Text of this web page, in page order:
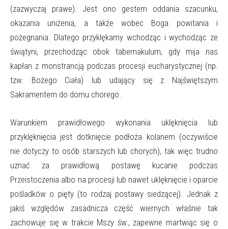
(zazwyczaj prawe). Jest ono gestem oddania szacunku,
okazania uniżenia, a także wobec Boga powitania i
pożegnania. Dlatego przyklękamy wchodząc i wychodząc ze
świątyni, przechodząc obok tabernakulum, gdy mija nas
kapłan z monstrancją podczas procesji eucharystycznej (np.
tzw. Bożego Ciała) lub udający się z Najświętszym
Sakramentem do domu chorego.
Warunkiem prawidłowego wykonania uklęknięcia lub
przyklęknięcia jest dotknięcie podłoża kolanem (oczywiście
nie dotyczy to osób starszych lub chorych), tak więc trudno
uznać za prawidłową postawę kucanie podczas
Przeistoczenia albo na procesji lub nawet uklęknięcie i oparcie
pośladków o pięty (to rodzaj postawy siedzącej). Jednak z
jakiś względów zasadnicza część wiernych właśnie tak
zachowuje się w trakcie Mszy św., zapewne martwiąc się o